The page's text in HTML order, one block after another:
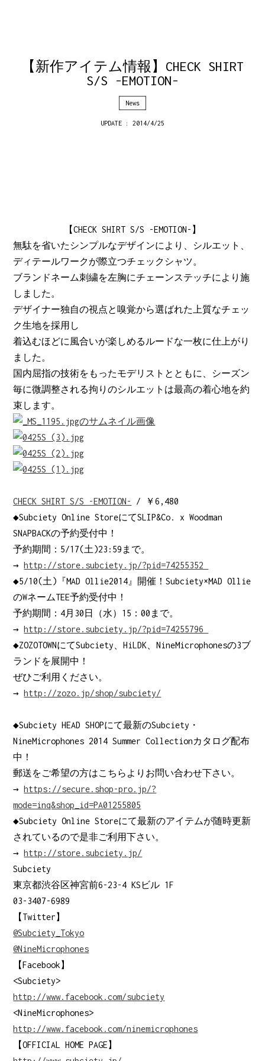
【新作アイテム情報】CHECK SHIRT
S/S -EMOTION-
News
UPDATE : 2014/4/25
【CHECK SHIRT S/S -EMOTION-】
無駄を省いたシンプルなデザインにより、シルエット、
ディテールワークが際立つチェックシャツ。
ブランドネーム刺繍を左胸にチェーンステッチにより施
しました。
デザイナー独自の視点と嗅覚から選ばれた上質なチェッ
ク生地を採用し
着込むほどに風合いが楽しめるルードな一枚に仕上がり
ました。
国内屈指の技術をもったモデリストとともに、シーズン
毎に微調整される拘りのシルエットは最高の着心地を約
束します。
CHECK SHIRT S/S -EMOTION-
/ ￥6,480
◆Subciety Online StoreにてSLIP&Co. x Woodman
SNAPBACKの予約受付中！
予約期間：5/17(土)23:59まで。
→http://store.subciety.jp/?pid=74255352
◆5/10(土)『MAD Ollie2014』開催！Subciety×MAD Ollie
のWネームTEE予約受付中！
予約期間：4月30日（水）15：00まで。
→http://store.subciety.jp/?pid=74255796
◆ZOZOTOWNにてSubciety、HiLDK、NineMicrophonesの3ブ
ランドを展開中！
ぜひご利用ください。
→http://zozo.jp/shop/subciety/
◆Subciety HEAD SHOPにて最新のSubciety・
NineMicrophones 2014 Summer Collectionカタログ配布
中！
郵送をご希望の方はこちらよりお問い合わせ下さい。
→https://secure.shop-pro.jp/?
mode=inq&shop_id=PA01255805
◆Subciety Online Storeにて最新のアイテムが随時更新
されているので是非ご利用下さい。
→http://store.subciety.jp/
Subciety
東京都渋谷区神宮前6-23-4 KSビル 1F
03-3407-6989
【Twitter】
@Subciety_Tokyo
@NineMicrophones
【Facebook】
<Subciety>
http://www.facebook.com/subciety
<NineMicrophones>
http://www.facebook.com/ninemicrophones
【OFFICIAL HOME PAGE】